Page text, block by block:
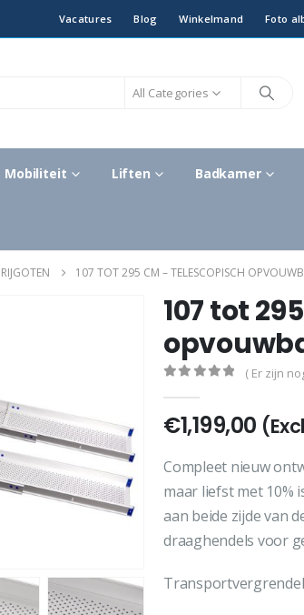
Vacatures Blog Winkelmand Foto
All Categories
Mobiliteit Liften Badkamer
107 TOT 295 CM – TELESCOPISCH
107 tot
( Er zijn
€1,199,00
Compleet nieuw
maar liefst met 10%
aan beide zijde van
draaghendels voor